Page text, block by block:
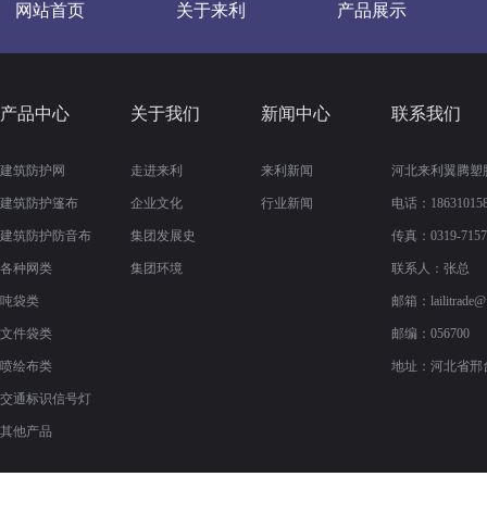
网站首页 关于来利 产品展示
产品中心
建筑防护网
建筑防护篷布
建筑防护防音布
各种网类
吨袋类
文件袋类
喷绘布类
交通标识信号灯
其他产品
关于我们
走进来利
企业文化
集团发展史
集团环境
新闻中心
来利新闻
行业新闻
联系我们
河北来利翼腾塑
电话：
传真： 0319-
联系人：张总
邮箱：
邮编：056700
地址：河北省邢